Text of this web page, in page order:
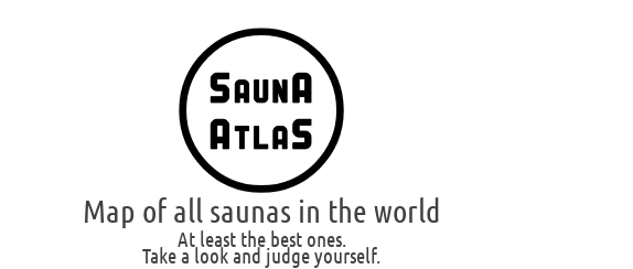
Map of all saunas in the world
At least the best ones.
Take a look and judge yourself.